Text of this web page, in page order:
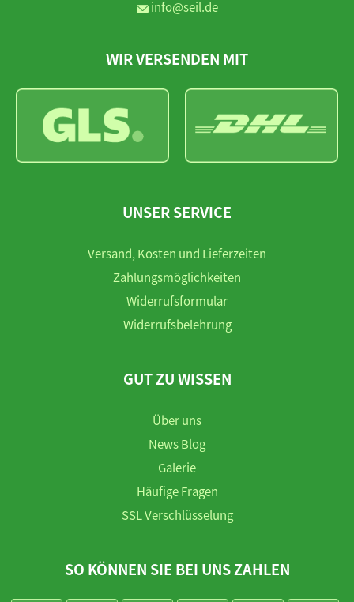
info@seil.de
WIR VERSENDEN MIT
UNSER SERVICE
Versand, Kosten und Lieferzeiten
Zahlungsmöglichkeiten
Widerrufsformular
Widerrufsbelehrung
GUT ZU WISSEN
Über uns
News Blog
Galerie
Häufige Fragen
SSL Verschlüsselung
SO KÖNNEN SIE BEI UNS ZAHLEN